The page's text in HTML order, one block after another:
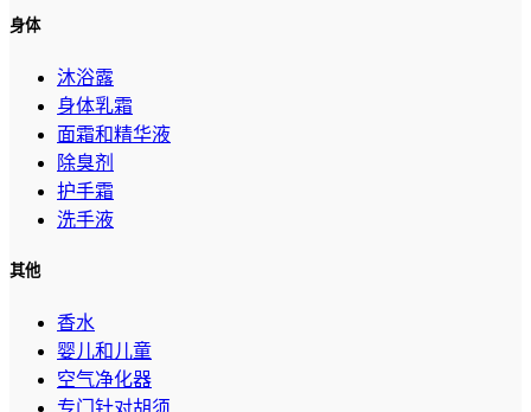
身体
沐浴露
身体乳霜
面霜和精华液
除臭剂
护手霜
洗手液
其他
香水
婴儿和儿童
空气净化器